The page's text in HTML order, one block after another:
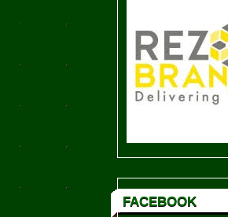
FACEBOOK